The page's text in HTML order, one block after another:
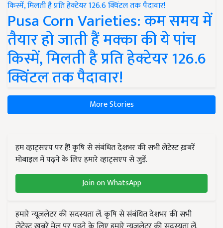
Pusa Corn Varieties: कम समय में
तैयार हो जाती हैं मक्का की ये पांच
किस्में, मिलती है प्रति हेक्टेयर 126.6
क्विंटल तक पैदावार!
More Stories
हम व्हाट्सएप पर हैं! कृषि से संबंधित देशभर की सभी लेटेस्ट ख़बरें
मोबाइल में पढ़ने के लिए हमारे व्हाट्सएप से जुड़ें.
Join on WhatsApp
हमारे न्यूज़लेटर की सदस्यता लें. कृषि से संबंधित देशभर की सभी